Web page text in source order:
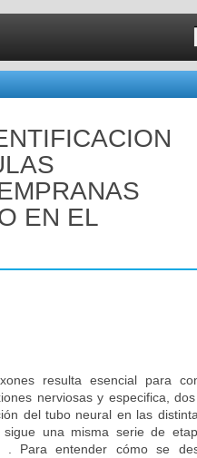
EN EL
resulta esencial para
nerviosas y especifica,
del tubo neural en las
una misma serie de
. Para entender cómo se